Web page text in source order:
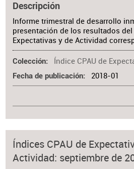
Descripción
Informe trimestral de desarrollo
presentación de los resultados del
Expectativas y de Actividad
Colección Índice CPAU de
Fecha de publicación 2018-01
Índices CPAU de
Actividad: septiembre de